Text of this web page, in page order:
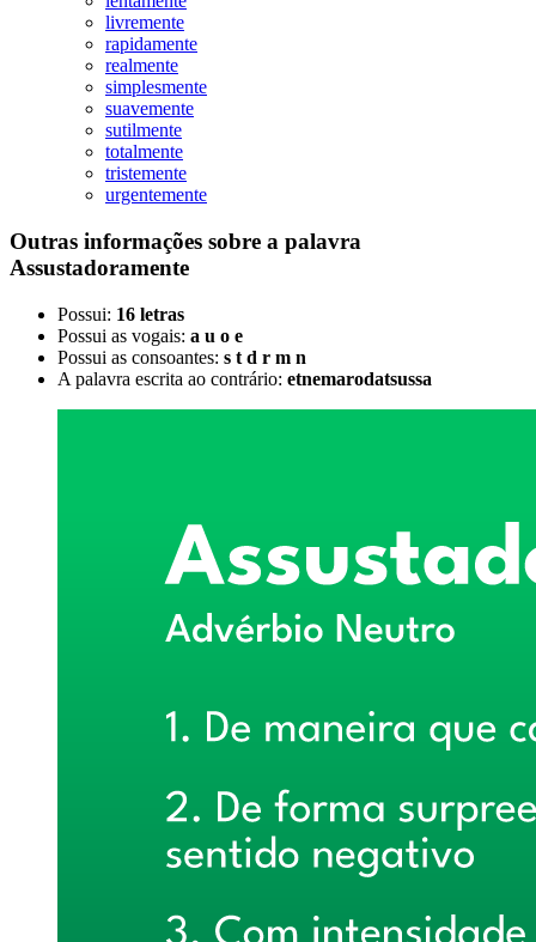
livremente
rapidamente
realmente
simplesmente
suavemente
sutilmente
totalmente
tristemente
urgentemente
Outras informações sobre a palavra
Assustadoramente
Possui: 16 letras
Possui as vogais: a u o e
Possui as consoantes: s t d r m n
A palavra escrita ao contrário: etnemarodatsussa